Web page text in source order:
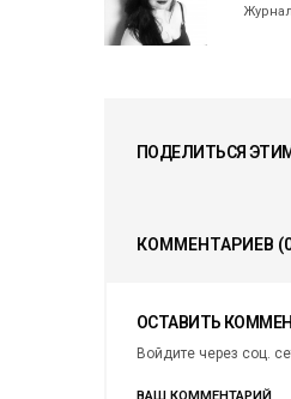
ПОДЕЛИТЬСЯ
КОММЕНТАРИЕВ
ОСТАВИТЬ
Войдите через соц.